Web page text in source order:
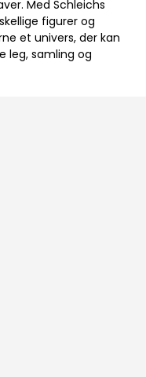
Med Schleichs
figurer og
et univers, der kan
leg, samling og